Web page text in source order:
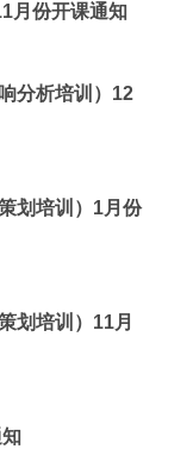
月份开课通知
分析培训）12
划培训）1月份
划培训）11月